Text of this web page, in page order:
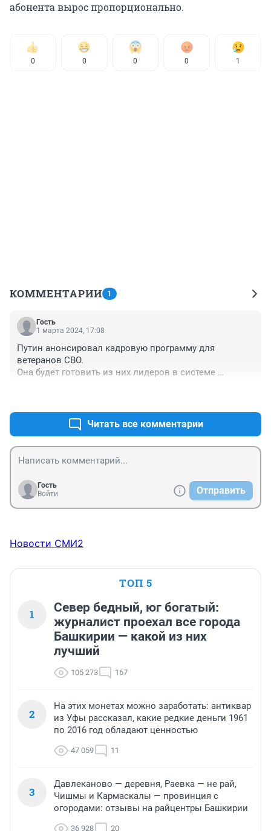
абонента вырос пропорционально.
0 0 0 0 1
КОММЕНТАРИИ 1
Гость
1 марта 2024, 17:08
Путин анонсировал кадровую программу для
ветеранов СВО.
Она будет готовить из них лидеров в системе
Читать все комментарии
Гость
Войти
Отправить
Новости СМИ2
ТОП 5
1
Север бедный, юг богатый:
журналист проехал все города
Башкирии — какой из них
лучший
105 273 167
2
На этих монетах можно заработать: антиквар
из Уфы рассказал, какие редкие деньги 1961
по 2016 год обладают ценностью
47 059 11
3
Давлеканово — деревня, Раевка — не рай,
Чишмы и Кармаскалы — провинция с
огородами: отзывы на райцентры Башкирии
36 928 20